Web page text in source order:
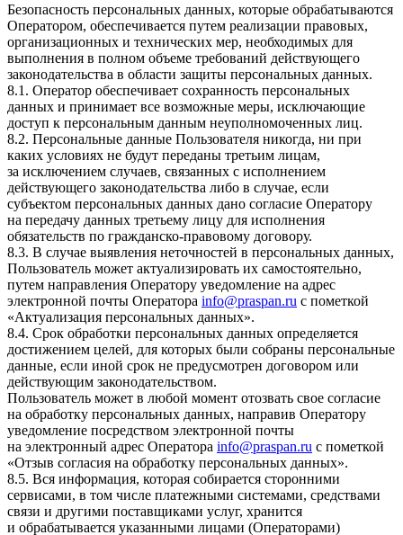
Безопасность персональных данных, которые обрабатываются
Оператором, обеспечивается путем реализации правовых,
организационных и технических мер, необходимых для
выполнения в полном объеме требований действующего
законодательства в области защиты персональных данных.
8.1. Оператор обеспечивает сохранность персональных
данных и принимает все возможные меры, исключающие
доступ к персональным данным неуполномоченных лиц.
8.2. Персональные данные Пользователя никогда, ни при
каких условиях не будут переданы третьим лицам,
за исключением случаев, связанных с исполнением
действующего законодательства либо в случае, если
субъектом персональных данных дано согласие Оператору
на передачу данных третьему лицу для исполнения
обязательств по гражданско-правовому договору.
8.3. В случае выявления неточностей в персональных данных,
Пользователь может актуализировать их самостоятельно,
путем направления Оператору уведомление на адрес
электронной почты Оператора info@praspan.ru с пометкой
«Актуализация персональных данных».
8.4. Срок обработки персональных данных определяется
достижением целей, для которых были собраны персональные
данные, если иной срок не предусмотрен договором или
действующим законодательством.
Пользователь может в любой момент отозвать свое согласие
на обработку персональных данных, направив Оператору
уведомление посредством электронной почты
на электронный адрес Оператора info@praspan.ru с пометкой
«Отзыв согласия на обработку персональных данных».
8.5. Вся информация, которая собирается сторонними
сервисами, в том числе платежными системами, средствами
связи и другими поставщиками услуг, хранится
и обрабатывается указанными лицами (Операторами)